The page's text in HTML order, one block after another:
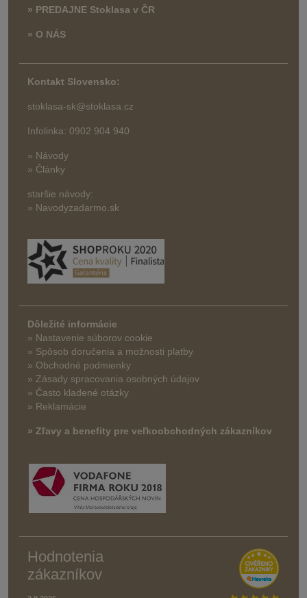
» PREDAJNE Stoklasa v ČR
» O NÁS
Kontakt Slovensko:
stoklasa-sk@stoklasa.cz
Infolinka: 0902 904 940
» Návody
» Články
staršie návody:
» Navodyzadarmo.sk
Dôležité informácie
» Nastavenie súborov cookie
» Spôsob doručenia a možnosti platby
» Obchodné podmienky
» Zásady spracovania osobných údajov
» Často kladené otázky
» Reklamácie
» Zľavy a benefity pre veľkoobchodných zákazníkov
Hodnotenia
zákazníkov